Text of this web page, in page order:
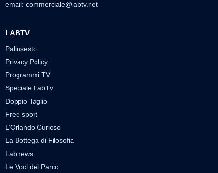
email: commerciale@labtv.net
LABTV
Palinsesto
Privacy Policy
Programmi TV
Speciale LabTv
Doppio Taglio
Free sport
L’Orlando Curioso
La Bottega di Filosofia
Labnews
Le Voci del Parco